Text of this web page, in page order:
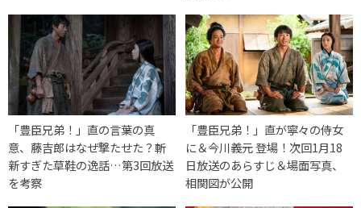
「豊臣兄弟！」直の言葉の真
意、藤吉郎はなぜ撃たせた？斬
新すぎた草鞋の逸話…第3回放送
を考察
「豊臣兄弟！」直が寧々の侍女
に＆今川義元 登場！次回1月18
日放送のあらすじ＆場面写真、
相関図が公開